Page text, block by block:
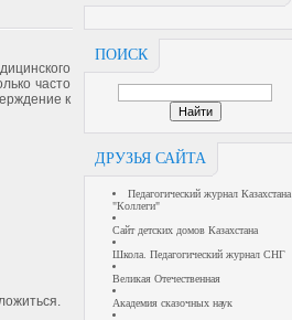
ПОИСК
ДРУЗЬЯ САЙТА
Педагогический журнал Казахстана
"Коллеги"
Сайт детских домов Казахстана
Школа. Педагогический журнал СНГ
Великая Отечественная
Академия сказочных наук
часто
к